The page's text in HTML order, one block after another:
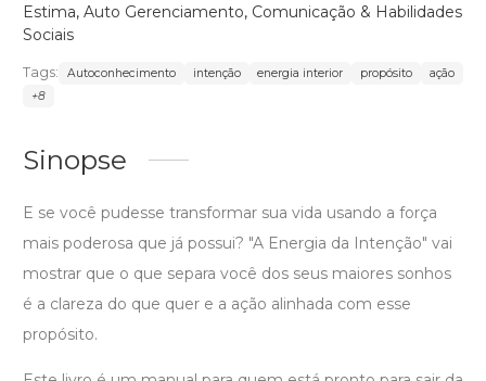
Estima, Auto Gerenciamento, Comunicação & Habilidades
Sociais
Tags: Autoconhecimento intenção energia interior propósito
ação
+8
Sinopse
E se você pudesse transformar sua vida usando a força
mais poderosa que já possui? "A Energia da Intenção" vai
mostrar que o que separa você dos seus maiores sonhos
é a clareza do que quer e a ação alinhada com esse
propósito.